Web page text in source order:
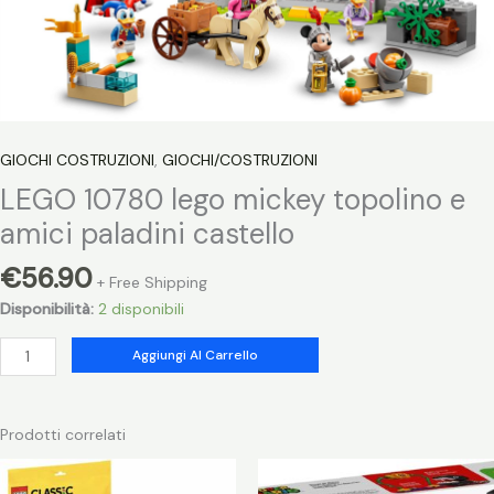
GIOCHI COSTRUZIONI, GIOCHI/COSTRUZIONI
LEGO 10780 lego mickey topolino e
amici paladini castello
€56.90 + Free Shipping
Disponibilità: 2 disponibili
LEGO
10780
mickey
e
Aggiungi Al Carrello
Prodotti correlati